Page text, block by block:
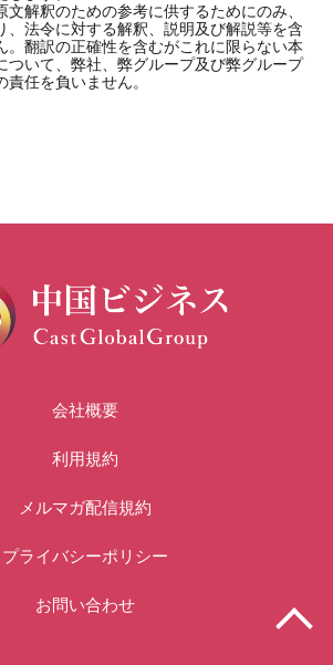
文解釈のための参考に供するためにのみ、
、法令に対する解釈、説明及び解説等を含
。翻訳の正確性を含むがこれに限らない本
ついて、弊社、弊グループ及び弊グループ
任を負いません。
会社概要
利用規約
メルマガ配信規約
プライバシーポリシー
お問い合わせ